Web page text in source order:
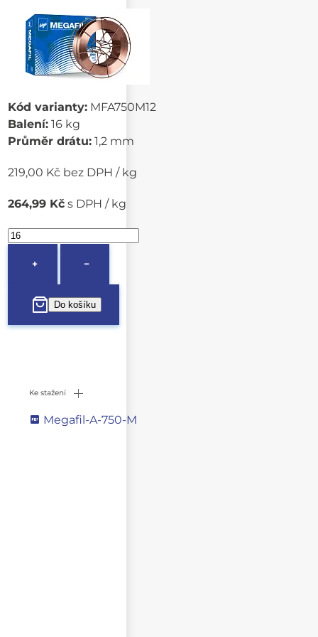
Kód varianty: MFA750M12
Balení: 16 kg
Průměr drátu: 1,2 mm
219,00 Kč bez DPH / kg
264,99 Kč s DPH / kg
+ −
Ke stažení
Megafil-A-750-M